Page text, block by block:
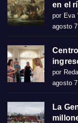
en el
por Eva
agosto
por
agosto
La